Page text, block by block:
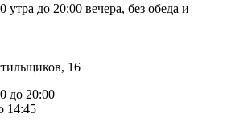
утра до 20:00 вечера, без обеда и
16
до 20:00
14:45